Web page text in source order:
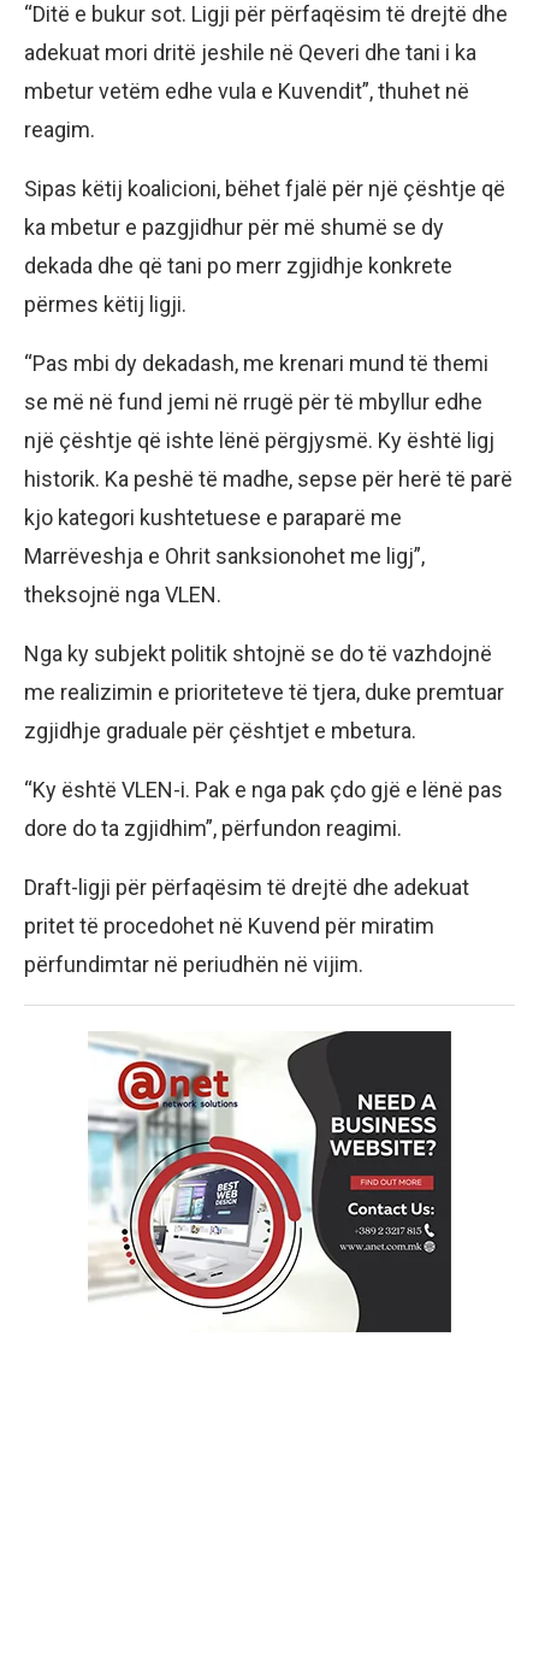
“Ditë e bukur sot. Ligji për përfaqësim të drejtë dhe
adekuat mori dritë jeshile në Qeveri dhe tani i ka
mbetur vetëm edhe vula e Kuvendit”, thuhet në
reagim.
Sipas këtij koalicioni, bëhet fjalë për një çështje që
ka mbetur e pazgjidhur për më shumë se dy
dekada dhe që tani po merr zgjidhje konkrete
përmes këtij ligji.
“Pas mbi dy dekadash, me krenari mund të themi
se më në fund jemi në rrugë për të mbyllur edhe
një çështje që ishte lënë përgjysmë. Ky është ligj
historik. Ka peshë të madhe, sepse për herë të parë
kjo kategori kushtetuese e paraparë me
Marrëveshja e Ohrit sanksionohet me ligj”,
theksojnë nga VLEN.
Nga ky subjekt politik shtojnë se do të vazhdojnë
me realizimin e prioriteteve të tjera, duke premtuar
zgjidhje graduale për çështjet e mbetura.
“Ky është VLEN-i. Pak e nga pak çdo gjë e lënë pas
dore do ta zgjidhim”, përfundon reagimi.
Draft-ligji për përfaqësim të drejtë dhe adekuat
pritet të procedohet në Kuvend për miratim
përfundimtar në periudhën në vijim.